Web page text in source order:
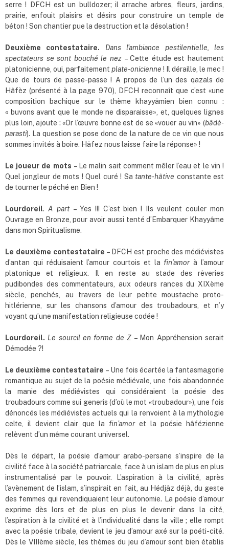
serre ! DFCH est un bulldozer; il arrache arbres, fleurs, jardins,
prairie, enfouit plaisirs et désirs pour construire un temple de
béton ! Son chantier pue la destruction et la désolation !
Deuxième contestataire. Dans l’ambiance pestilentielle, les
spectateurs se sont bouché le nez– Cette étude est hautement
platonicienne, oui, parfaitement plate-onicienne ! Il déraille, le mec !
Que de tours de passe-passe ! A propos de l’un des qazals de
Hâfèz (présenté à la page 970), DFCH reconnaît que c’est «une
composition bachique sur le thème khayyâmien bien connu :
« buvons avant que le monde ne disparaisse», et, quelques lignes
plus loin, ajoute : «Or l’œuvre bonne est de se «vouer au vin» (bâdè-
parasti). La question se pose donc de la nature de ce vin que nous
sommes invités à boire. Hâfez nous laisse faire la réponse» !
Le joueur de mots – Le malin sait comment mêler l’eau et le vin !
Quel jongleur de mots ! Quel curé ! Sa tante-hâtive constante est
de tourner le péché en Bien !
Lourdoreil. A part– Yes !!! C’est bien ! Ils veulent couler mon
Ouvrage en Bronze, pour avoir aussi tenté d’Embarquer Khayyâme
dans mon Spiritualisme.
Le deuxième contestataire – DFCH est proche des médiévistes
d’antan qui réduisaient l’amour courtois et la fin’amorà l’amour
platonique et religieux. Il en reste au stade des rêveries
pudibondes des commentateurs, aux odeurs rances du XIXème
siècle, penchés, au travers de leur petite moustache proto-
hitlérienne, sur les chansons d’amour des troubadours, et n’y
voyant qu’une manifestation religieuse codée !
Lourdoreil. Le sourcil en forme de Z– Mon Appréhension serait
Démodée ?!
Le deuxième contestataire – Une fois écartée la fantasmagorie
romantique au sujet de la poésie médiévale, une fois abandonnée
la manie des médiévistes qui considéraient la poésie des
troubadours comme sui generis (d’où le mot «troubadour»), une fois
dénoncés les médiévistes actuels qui la renvoient à la mythologie
celte, il devient clair que la fin’amoret la poésie hâfézienne
relèvent d’un même courant universel.
Dès le départ, la poésie d’amour arabo-persane s’inspire de la
civilité face à la société patriarcale, face à un islam de plus en plus
instrumentalisé par le pouvoir. L’aspiration à la civilité, après
l’avènement de l’islam, s’inspirait en fait, au Hédjâz déjà, du geste
des femmes qui revendiquaient leur autonomie. La poésie d’amour
exprime dès lors et de plus en plus le devenir dans la cité,
l’aspiration à la civilité et à l’individualité dans la ville ; elle rompt
avec la poésie tribale, devient le jeu d’amour axé sur la poéti-cité.
Dès le VIIIème siècle, les thèmes du jeu d’amour sont bien établis